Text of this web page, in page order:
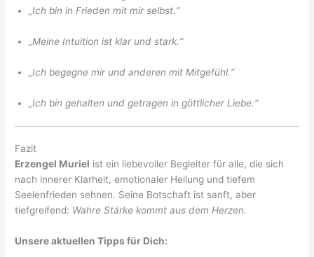
„Ich bin in Frieden mit mir selbst.“
„Meine Intuition ist klar und stark.“
„Ich begegne mir und anderen mit Mitgefühl.“
„Ich bin gehalten und getragen in göttlicher Liebe.“
Fazit
Erzengel Muriel ist ein liebevoller Begleiter für alle, die sich
nach innerer Klarheit, emotionaler Heilung und tiefem
Seelenfrieden sehnen. Seine Botschaft ist sanft, aber
tiefgreifend: Wahre Stärke kommt aus dem Herzen.
Unsere aktuellen Tipps für Dich: